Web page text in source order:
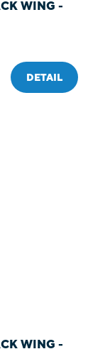
WING -
DETAIL
WING -